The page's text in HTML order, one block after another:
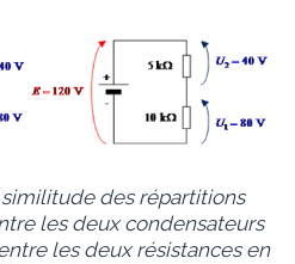
des répartitions
les deux condensateurs
les deux résistances en